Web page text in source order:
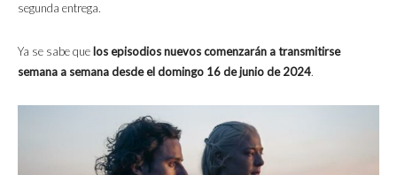
segunda entrega.
Ya se sabe que los episodios nuevos comenzarán a transmitirse
semana a semana desde el domingo 16 de junio de 2024.